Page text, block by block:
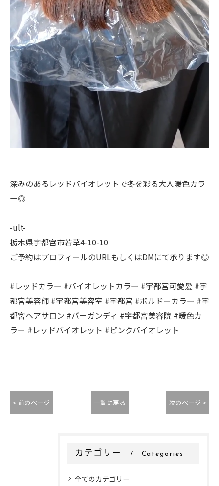
深みのあるレッドバイオレットで冬を彩る大人暖色カラ
ー◎
-ult-
栃木県宇都宮市若草4-10-10
ご予約はプロフィールのURLもしくはDMにて承ります◎
#レッドカラー #バイオレットカラー #宇都宮可愛髪 #宇
都宮美容師 #宇都宮美容室 #宇都宮 #ボルドーカラー #宇
都宮ヘアサロン #バーガンディ #宇都宮美容院 #暖色カ
ラー #レッドバイオレット #ピンクバイオレット
< 前のページ 一覧に戻る 次のページ >
カテゴリー Categories
全てのカテゴリー